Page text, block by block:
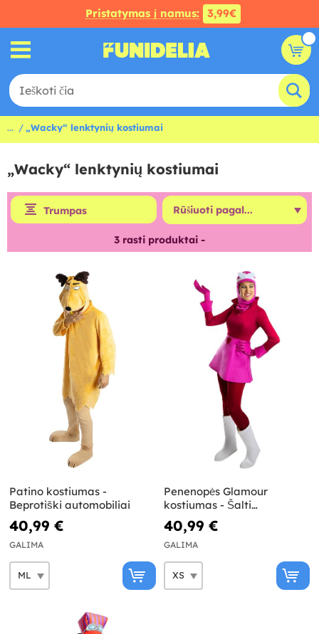
Pristatymas į namus: 3,99€
... „Wacky“ lenktynių kostiumai
„Wacky“ lenktynių kostiumai
Trumpas
3 rasti produktai -
Patino kostiumas -
Beprotiški automobiliai
40,99 €
GALIMA
Penenopės Glamour
kostiumas - Šalti
automobiliukai
40,99 €
GALIMA